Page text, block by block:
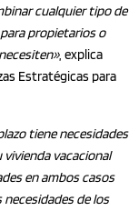
cualquier tipo de
propietarios o
, explica
Estratégicas para
tiene necesidades
vacacional
en ambos casos
de los